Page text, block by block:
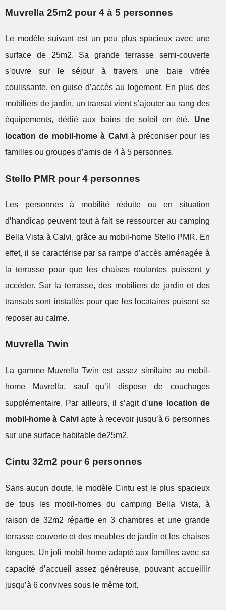
Muvrella 25m2 pour 4 à 5 personnes
Le modèle suivant est un peu plus spacieux avec une
surface de 25m2. Sa grande terrasse semi-couverte
s’ouvre sur le séjour à travers une baie vitrée
coulissante, en guise d’accès au logement. En plus des
mobiliers de jardin, un transat vient s’ajouter au rang des
équipements, dédié aux bains de soleil en été. Une
location de mobil-home à Calvià préconiser pour les
familles ou groupes d’amis de 4 à 5 personnes.
Stello PMR pour 4 personnes
Les personnes à mobilité réduite ou en situation
d’handicap peuvent tout à fait se ressourcer au camping
Bella Vista à Calvi, grâce au mobil-home Stello PMR. En
effet, il se caractérise par sa rampe d’accès aménagée à
la terrasse pour que les chaises roulantes puissent y
accéder. Sur la terrasse, des mobiliers de jardin et des
transats sont installés pour que les locataires puisent se
reposer au calme.
Muvrella Twin
La gamme Muvrella Twin est assez similaire au mobil-
home Muvrella, sauf qu’il dispose de couchages
supplémentaire. Par ailleurs, il s’agit d’une location de
mobil-home à Calviapte à recevoir jusqu’à 6 personnes
sur une surface habitable de25m2.
Cintu 32m2 pour 6 personnes
Sans aucun doute, le modèle Cintu est le plus spacieux
de tous les mobil-homes du camping Bella Vista, à
raison de 32m2 répartie en 3 chambres et une grande
terrasse couverte et des meubles de jardin et les chaises
longues. Un joli mobil-home adapté aux familles avec sa
capacité d’accueil assez généreuse, pouvant accueillir
jusqu’à 6 convives sous le même toit.